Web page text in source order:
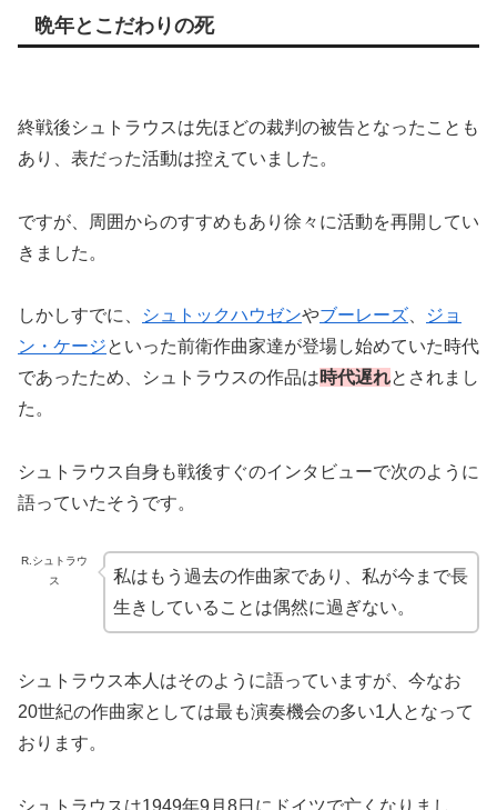
晩年とこだわりの死
終戦後シュトラウスは先ほどの裁判の被告となったことも
あり、表だった活動は控えていました。
ですが、周囲からのすすめもあり徐々に活動を再開してい
きました。
しかしすでに、 シュトックハウゼンやブーレーズ
ジョ
ン・ケージといった前衛作曲家達が登場し始めていた時代
であったため、シュトラウスの作品は時代遅れとされまし
た。
シュトラウス自身も戦後すぐのインタビューで次のように
語っていたそうです。
R.シュトラウ
ス
私はもう過去の作曲家であり、私が今まで長
生きしていることは偶然に過ぎない。
シュトラウス本人はそのように語っていますが、今なお
20世紀の作曲家としては最も演奏機会の多い1人となって
おります。
シュトラウスは1949年9月8日にドイツで亡くなりまし